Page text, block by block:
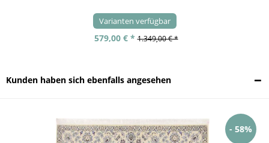
Varianten verfügbar
579,00 € * 1.349,00 € *
Kunden haben sich ebenfalls angesehen
- 58%